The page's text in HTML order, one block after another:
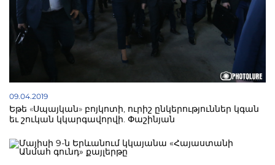
09.04.2019
Եթե «Սպայկան» բոյկոտի, ուրիշ ընկերություններ կգան
եւ շուկան կկարգավորվի. Փաշինյան